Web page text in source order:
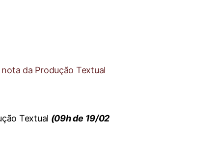
da Produção Textual
Textual (09h de 19/02